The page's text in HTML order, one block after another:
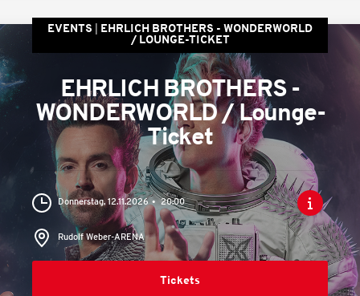
EVENTS
EHRLICH BROTHERS - WONDERWORLD
/ LOUNGE-TICKET
EHRLICH BROTHERS -
WONDERWORLD / Lounge-
Ticket
Donnerstag, 12.11.2026 20:00
Rudolf Weber-ARENA
Tickets